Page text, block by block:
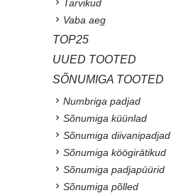
Tarvikud
Vaba aeg
TOP25
UUED TOOTED
SÕNUMIGA TOOTED
Numbriga padjad
Sõnumiga küünlad
Sõnumiga diivanipadjad
Sõnumiga köögirätikud
Sõnumiga padjapüürid
Sõnumiga põlled